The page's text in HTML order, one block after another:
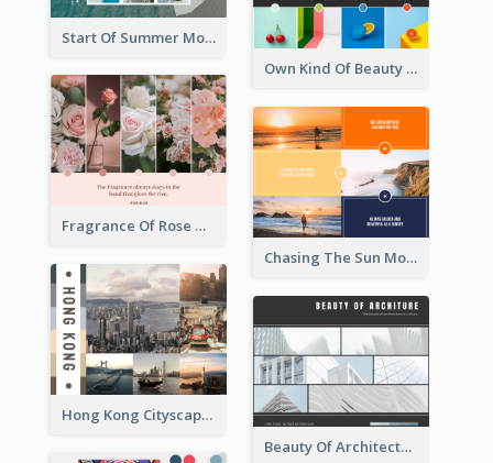
Start Of Summer Mood Board
Own Kind Of Beauty Mood Board
Fragrance Of Rose Mood Board
Chasing The Sun Mood Board
Hong Kong Cityscape Mood Board
Beauty Of Architecture Mood Board